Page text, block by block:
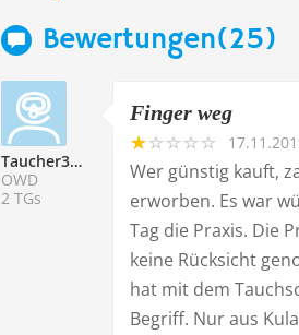
Bewertungen(25)
Taucher329368
OWD
2 TGs
Finger weg
Wer günstig kauft,
erworben. Es war
Tag die Praxis. Die
keine Rücksicht
hat mit dem
Begriff. Nur aus